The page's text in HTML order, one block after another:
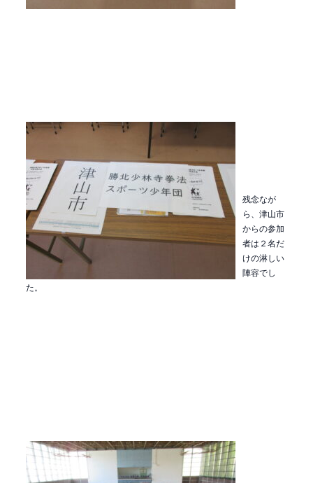
残念なが
ら、津山市
からの参加
者は２名だ
けの淋しい
陣容でし
た。